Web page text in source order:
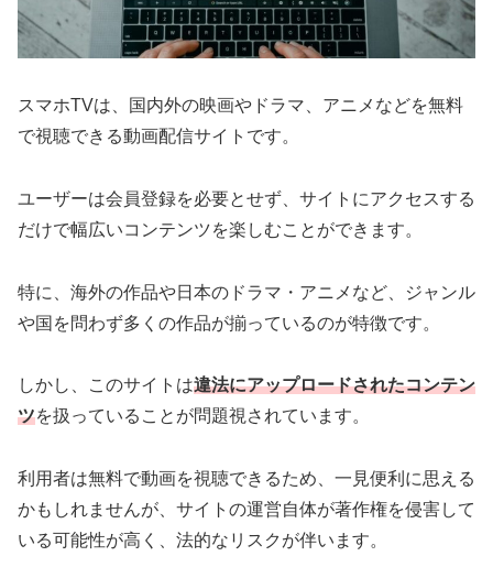
スマホTVは、国内外の映画やドラマ、アニメなどを無料
で視聴できる動画配信サイトです。
ユーザーは会員登録を必要とせず、サイトにアクセスする
だけで幅広いコンテンツを楽しむことができます。
特に、海外の作品や日本のドラマ・アニメなど、ジャンル
や国を問わず多くの作品が揃っているのが特徴です。
しかし、このサイトは違法にアップロードされたコンテン
ツを扱っていることが問題視されています。
利用者は無料で動画を視聴できるため、一見便利に思える
かもしれませんが、サイトの運営自体が著作権を侵害して
いる可能性が高く、法的なリスクが伴います。